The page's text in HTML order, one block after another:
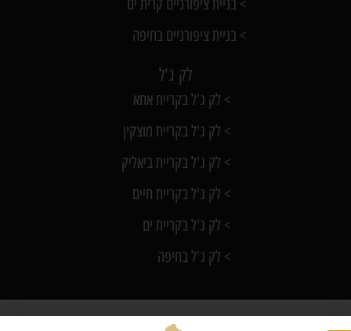
> בניית ציפורניים בחיפה
לק ג'ל
> לק ג'ל בקריית אתא
> לק ג'ל בקריית מוצקין
> לק ג'ל בקריית ביאליק
> לק ג'ל בקריית חיים
> לק ג'ל בקריית ים
> לק ג'ל בחיפה
כל הזכויות שמורות @ קריןKnailsבניית ציפורניים באזור הקריות, בניית